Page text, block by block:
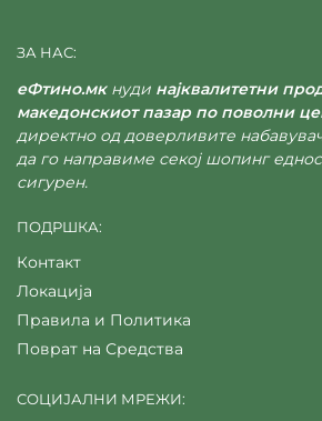
ЗА НАС:
еФтино.мкнуди најквалитетни
македонскиот пазар по поволни
директно од доверливите
да го направиме секој шопинг
сигурен.
ПОДРШКА:
Контакт
Локација
Правила и Политика
Поврат на Средства
СОЦИЈАЛНИ МРЕЖИ: